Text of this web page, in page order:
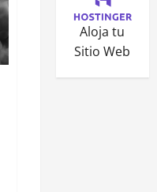
Aloja tu
Sitio Web